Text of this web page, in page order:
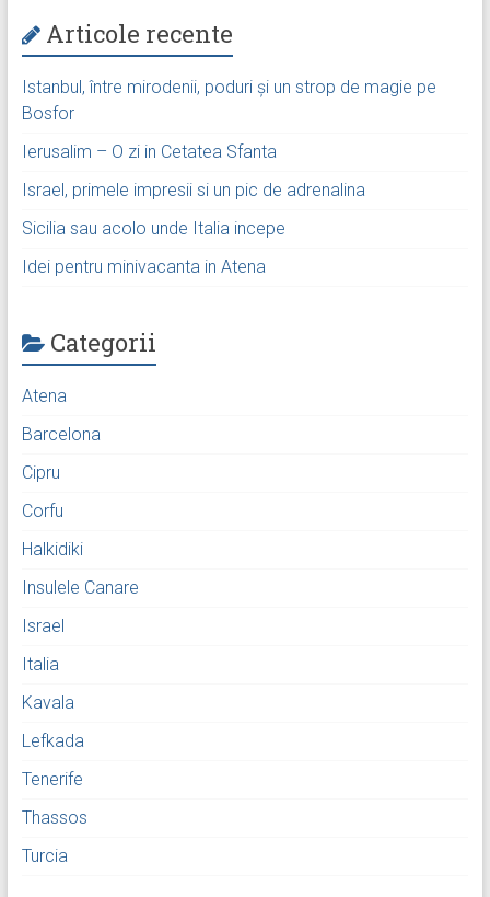
Articole recente
Istanbul, între mirodenii, poduri și un strop de magie pe
Bosfor
Ierusalim – O zi in Cetatea Sfanta
Israel, primele impresii si un pic de adrenalina
Sicilia sau acolo unde Italia incepe
Idei pentru minivacanta in Atena
Categorii
Atena
Barcelona
Cipru
Corfu
Halkidiki
Insulele Canare
Israel
Italia
Kavala
Lefkada
Tenerife
Thassos
Turcia